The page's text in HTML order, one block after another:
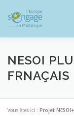
contenu
NESOI
FRNAÇAIS
Vous êtes ici : Projet NESOI+